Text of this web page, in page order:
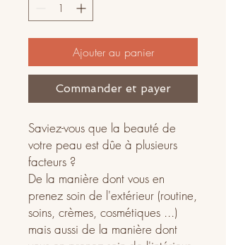
Ajouter au panier
Commander et payer
Saviez-vous que la beauté de
votre peau est dûe à plusieurs
facteurs ?
De la manière dont vous en
prenez soin de l'extérieur (routine,
soins, crèmes, cosmétiques ...)
mais aussi de la manière dont